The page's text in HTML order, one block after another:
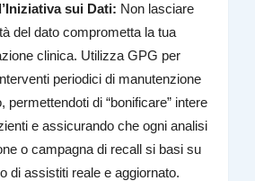
sui Dati: Non lasciare
del dato comprometta la tua
clinica. Utilizza GPG per
periodici di manutenzione
permettendoti di “bonificare” intere
e assicurando che ogni analisi
o campagna di recall si basi su
di assistiti reale e aggiornato.